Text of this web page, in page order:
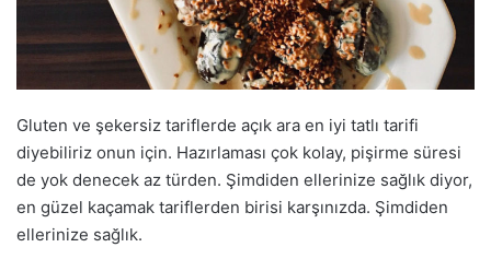
g
ö
n
d
e
m
Gluten ve şekersiz tariflerde açık ara en iyi tatlı tarifi
diyebiliriz onun için. Hazırlaması çok kolay, pişirme süresi
de yok denecek az türden. Şimdiden ellerinize sağlık diyor,
en güzel kaçamak tariflerden birisi karşınızda. Şimdiden
ellerinize sağlık.